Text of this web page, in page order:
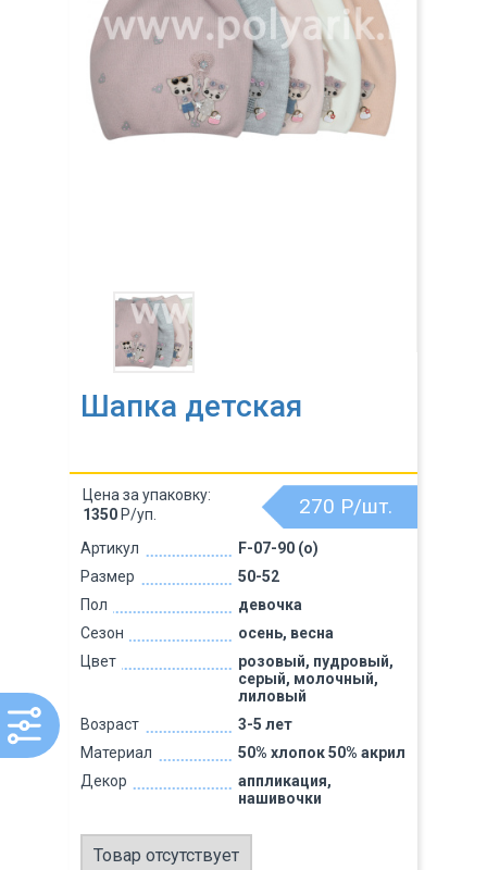
Шапка детская
Артикул
F-07-90 (о)
Размер
50-52
Пол
девочка
Сезон
осень, весна
Цвет
розовый, пудровый,
серый, молочный,
лиловый
Возраст
3-5 лет
Материал
50% хлопок 50% акрил
Декор
аппликация,
нашивочки
270 Р/шт.
Цена за упаковку:
1350 Р/уп.
Товар отсутствует